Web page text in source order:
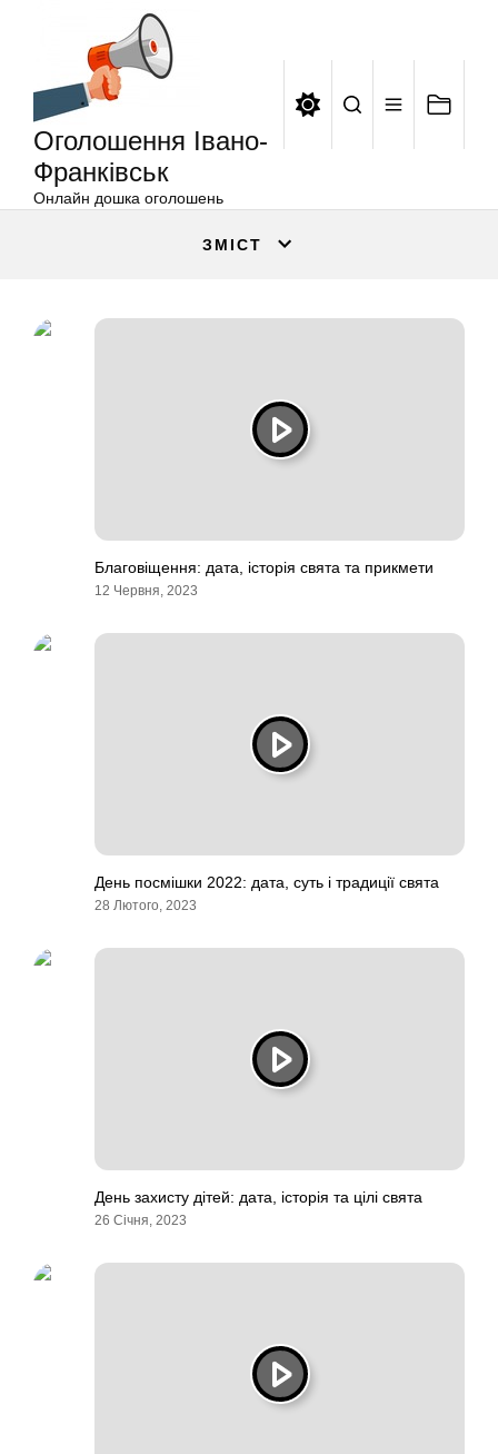
Оголошення Івано-
Франківськ
Онлайн дошка оголошень
ЗМІСТ
Благовіщення: дата, історія свята та прикмети
12 Червня, 2023
День посмішки 2022: дата, суть і традиції свята
28 Лютого, 2023
День захисту дітей: дата, історія та цілі свята
26 Січня, 2023